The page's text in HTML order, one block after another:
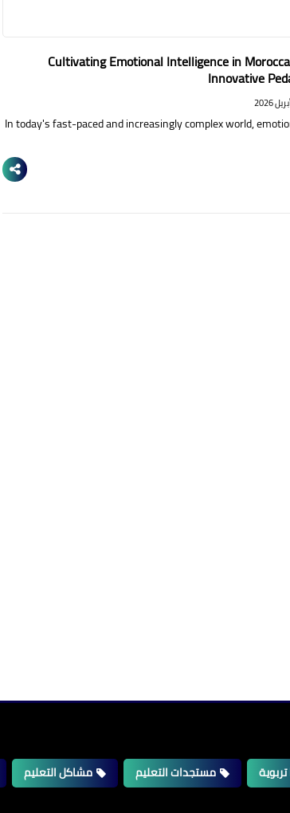
Cultivating Emotional Intelligence in
Innovative
In today's fast-paced and increasingly complex world,
مستجدات التعليم مشاكل التعليم